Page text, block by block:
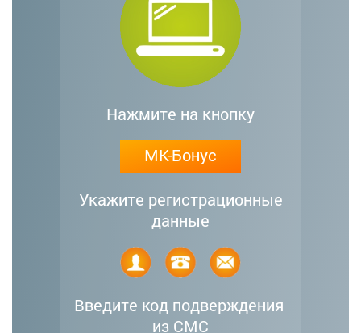
Нажмите на кнопку
МК-Бонус
Укажите регистрационные
данные
Введите код подверждения
из СМС